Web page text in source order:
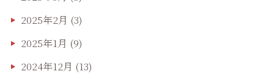
2025年2月 (3)
2025年1月 (9)
2024年12月 (13)